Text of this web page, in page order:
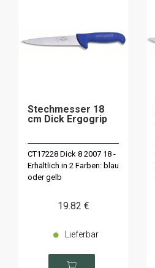
Stechmesser 18
cm Dick Ergogrip
CT17228 Dick 8 2007 18 -
Erhältlich in 2 Farben: blau
oder gelb
19.82 €
Lieferbar